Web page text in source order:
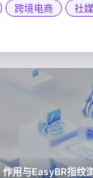
跨境电商
社
用与EasyBR指纹